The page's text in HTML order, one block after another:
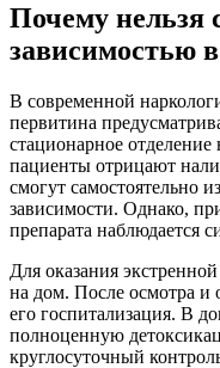
Почему нельзя
зависимостью
В современной
первитина
стационарное
пациенты отрицают
смогут самостоятельно
зависимости. Однако,
препарата наблюдается
Для оказания
на дом. После осмотра и
его госпитализация. В
полноценную
круглосуточный